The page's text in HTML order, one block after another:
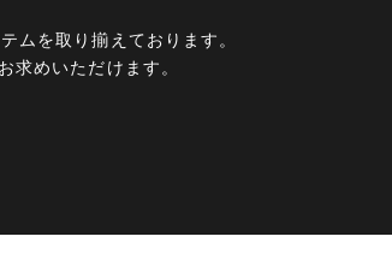
ムを取り揃えております。
求めいただけます。